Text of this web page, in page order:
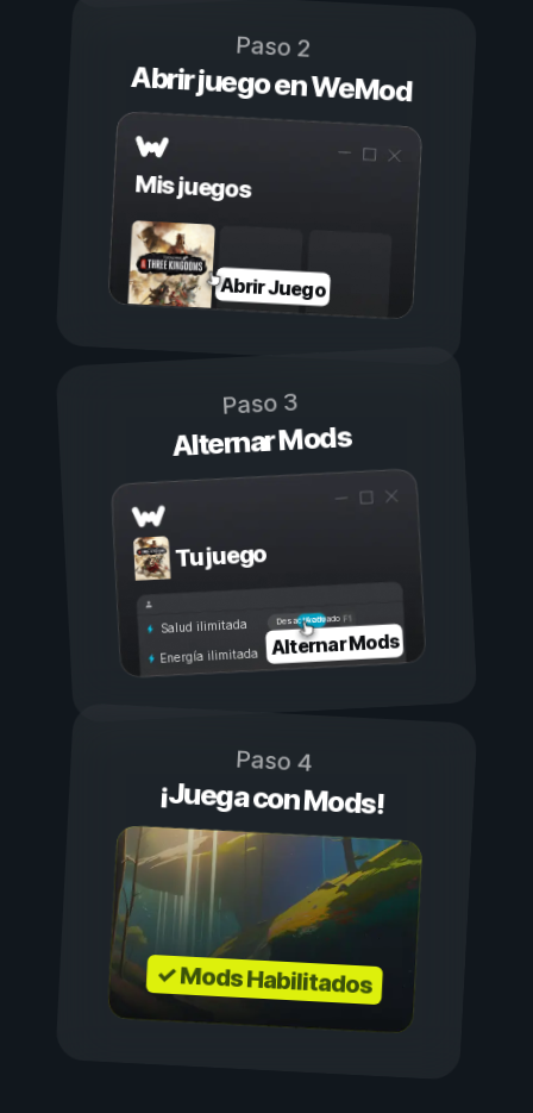
Paso 2
Abrir juego en WeMod
Mis juegos
Abrir Juego
Paso 3
Alternar Mods
Tu juego
Activado
Desactivado
Salud ilimitada
Energía ilimitada Alternar Mods
Paso 4
¡Juega con Mods!
✓ Mods Habilitados